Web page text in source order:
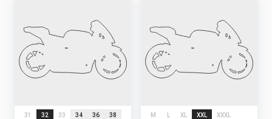
31 32 33 34 36 38 M XL XXL XXXL